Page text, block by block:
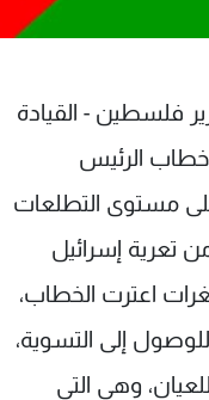
فلسطين - القيادة
خطاب الرئيس
مستوى التطلعات
تعرية إسرائيل
اعترت الخطاب،
إلى التسوية،
وهي التي